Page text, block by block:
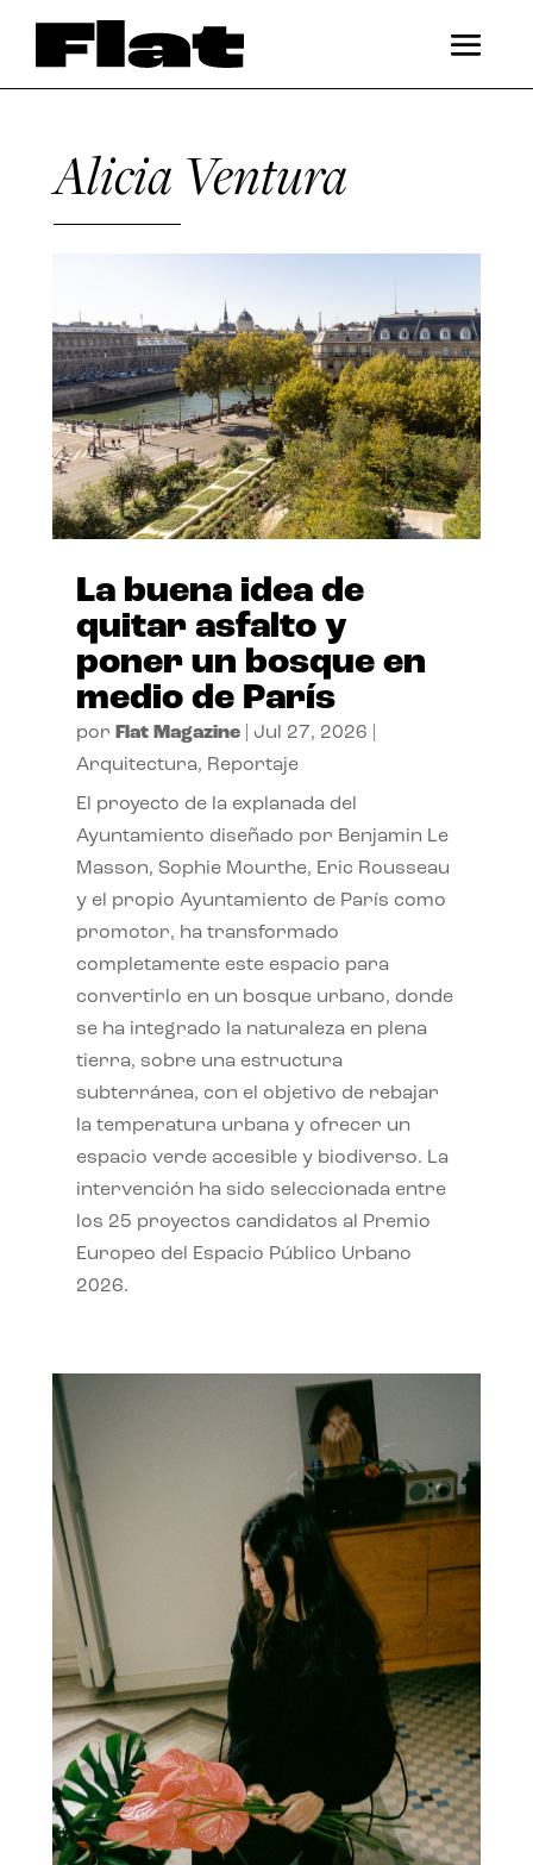
Alicia Ventura
La buena idea de
quitar asfalto y
poner un bosque en
medio de París
por Flat Magazine| Jul 27, 2026
Arquitectura, Reportaje
El proyecto de la explanada del
Ayuntamiento diseñado por Benjamin Le
Masson, Sophie Mourthe, Eric Rousseau
y el propio Ayuntamiento de París como
promotor, ha transformado
completamente este espacio para
convertirlo en un bosque urbano, donde
se ha integrado la naturaleza en plena
tierra, sobre una estructura
subterránea, con el objetivo de rebajar
la temperatura urbana y ofrecer un
espacio verde accesible y biodiverso. La
intervención ha sido seleccionada entre
los 25 proyectos candidatos al Premio
Europeo del Espacio Público Urbano
2026.